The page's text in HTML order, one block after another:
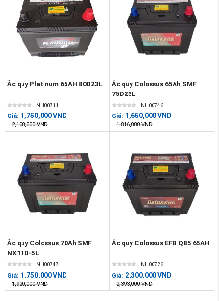
Ắc quy Platinum 65AH 80D23L
NH00711
Giá: 1,750,000VND
2,100,000 VND
Ắc quy Colossus 65Ah SMF
75D23L
NH00746
Giá: 1,650,000VND
1,816,000 VND
Ắc quy Colossus 70Ah SMF
NX110-5L
NH00747
Giá: 1,750,000VND
1,920,000 VND
Ắc quy Colossus EFB Q85 65AH
NH00726
Giá: 2,300,000VND
2,393,000 VND